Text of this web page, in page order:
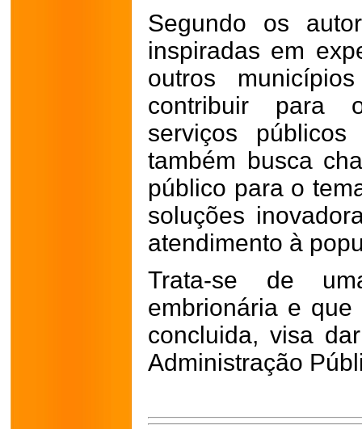
Segundo os
inspiradas em
outros
contribuir para
serviços
também busca
público para o
soluções
atendimento à
Trata-se de
embrionária e
concluida, visa
Administração